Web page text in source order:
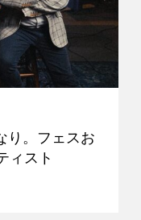
り。フェスお
ィスト